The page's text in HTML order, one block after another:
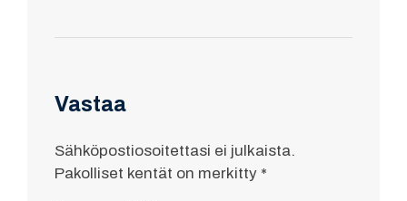
Vastaa
Sähköpostiosoitettasi ei julkaista.
Pakolliset kentät on merkitty *